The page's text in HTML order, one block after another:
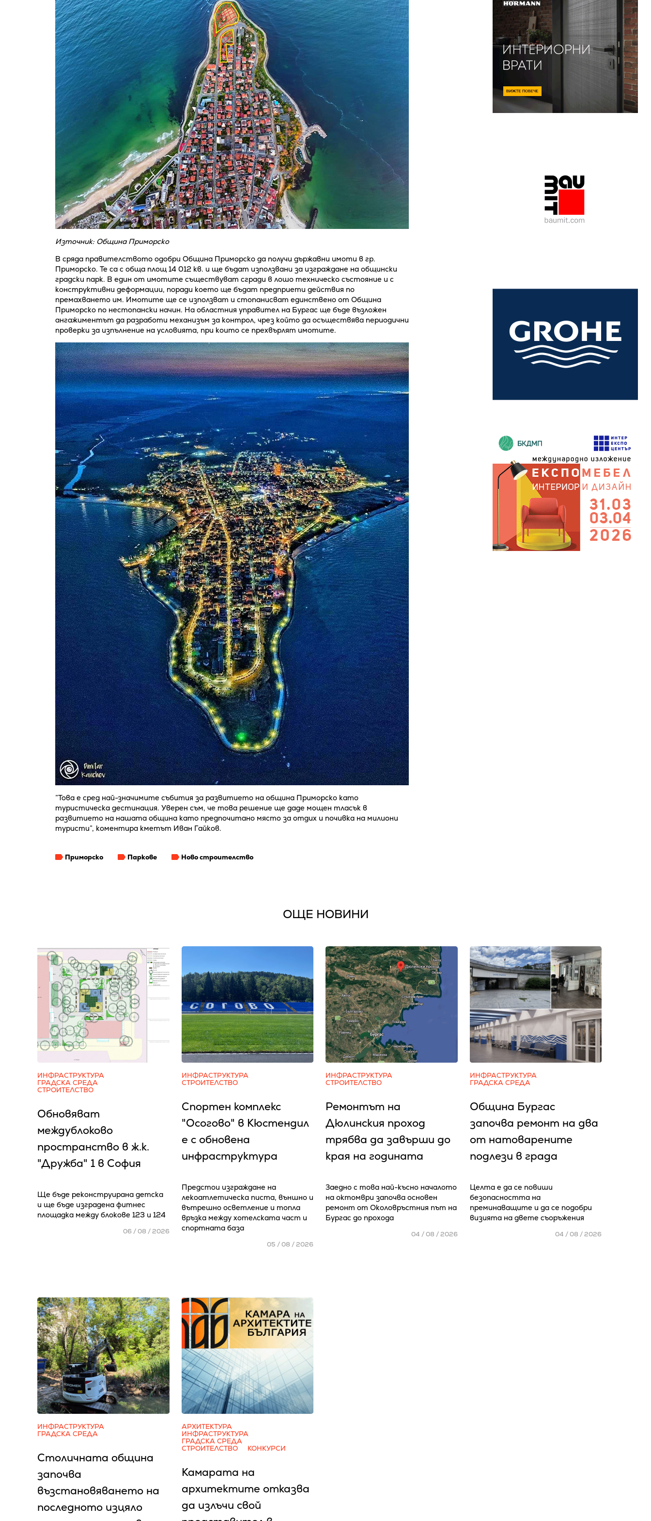
Източник: Община Приморско
В сряда правителството одобри Община Приморско да получи държавни имоти в гр.
Приморско. Те са с обща площ 14 012 кв. и ще бъдат използвани за изграждане на общински
градски парк. В един от имотите съществуват сгради в лошо техническо състояние и с
конструктивни деформации, поради което ще бъдат предприети действия по
премахването им. Имотите ще се използват и стопанисват единствено от Община
Приморско по нестопански начин. На областния управител на Бургас ще бъде възложен
ангажиментът да разработи механизъм за контрол, чрез който да осъществява периодични
проверки за изпълнение на условията, при които се прехвърлят имотите.
”Това е сред най-значимите събития за развитието на община Приморско като
туристическа дестинация. Уверен съм, че това решение ще даде мощен тласък в
развитието на нашата община като предпочитано място за отдих и почивка на милиони
туристи”, коментира кметът Иван Гайков.
Приморско Паркове Ново строителство
ОЩЕ НОВИНИ
ИНФРАСТРУКТУРА
ГРАДСКА СРЕДА
СТРОИТЕЛСТВО
Обновяват
междублоково
пространство в ж.к.
"Дружба" 1 в София
Ще бъде реконструирана детска
и ще бъде изградена фитнес
площадка между блокове 123 и 124
06 / 08 / 2026
ИНФРАСТРУКТУРА
СТРОИТЕЛСТВО
Спортен комплекс
"Осогово" в Кюстендил
е с обновена
инфраструктура
Предстои изграждане на
лекоатлетическа писта, външно и
вътрешно осветление и топла
връзка между хотелската част и
спортната база
05 / 08 / 2026
ИНФРАСТРУКТУРА
СТРОИТЕЛСТВО
Ремонтът на
Дюлинския проход
трябва да завърши до
края на годината
Заедно с това най-късно началото
на октомври започва основен
ремонт от Околовръстния път на
Бургас до прохода
04 / 08 / 2026
ИНФРАСТРУКТУРА
ГРАДСКА СРЕДА
Община Бургас
започва ремонт на два
от натоварените
подлези в града
Целта е да се повиши
безопасността на
преминаващите и да се подобри
визията на двете съоръжения
04 / 08 / 2026
ИНФРАСТРУКТУРА
ГРАДСКА СРЕДА
Столичната община
започва
възстановяването на
последното изцяло
АРХИТЕКТУРА
ИНФРАСТРУКТУРА
ГРАДСКА СРЕДА
СТРОИТЕЛСТВО
КОНКУРСИ
Камарата на
архитектите отказва
да излъчи свой